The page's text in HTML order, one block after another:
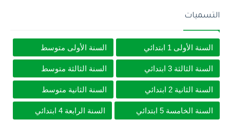
التسميات
السنة الأولى 1 ابتدائي السنة الأولى متوسط
السنة الثالثة 3 ابتدائي السنة الثالثة متوسط
السنة الثانية 2 ابتدائي السنة الثانية متوسط
السنة الخامسة 5 ابتدائي السنة الرابعة 4 ابتدائي